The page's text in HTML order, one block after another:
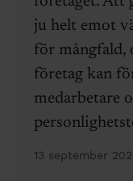
ju helt emot
för mångfald,
företag kan
medarbetare
13 september